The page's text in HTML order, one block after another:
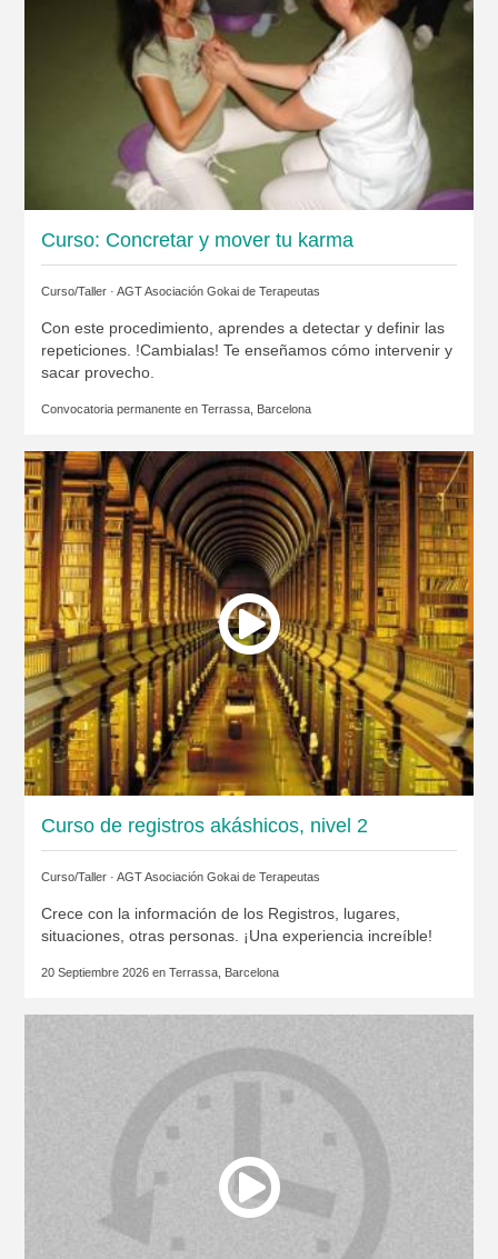
Curso: Concretar y mover tu karma
Curso/Taller · AGT Asociación Gokai de Terapeutas
Con este procedimiento, aprendes a detectar y definir las
repeticiones. !Cambialas! Te enseñamos cómo intervenir y
sacar provecho.
Convocatoria permanente en Terrassa, Barcelona
Curso de registros akáshicos, nivel 2
Curso/Taller · AGT Asociación Gokai de Terapeutas
Crece con la información de los Registros, lugares,
situaciones, otras personas. ¡Una experiencia increíble!
20 Septiembre 2026 en Terrassa, Barcelona